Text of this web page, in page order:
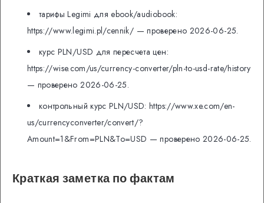
тарифы Legimi для ebook/audiobook:
https://www.legimi.pl/cennik/ — проверено 2026-06-25.
курс PLN/USD для пересчета цен:
https://wise.com/us/currency-converter/pln-to-usd-rate/history
— проверено 2026-06-25.
контрольный курс PLN/USD: https://www.xe.com/en-
us/currencyconverter/convert/?
Amount=1&From=PLN&To=USD — проверено 2026-06-25.
Краткая заметка по фактам